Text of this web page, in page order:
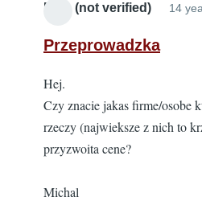
Mike (not verified) 14
Przeprowadzka
Hej.
Czy znacie jakas firme/osobe
rzeczy (najwieksze z nich to
przyzwoita cene?
Michal